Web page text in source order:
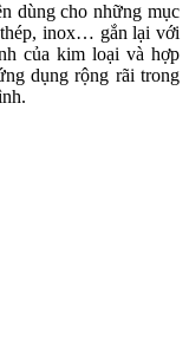
dùng cho những mục
inox… gắn lại với
của kim loại và hợp
dụng rộng rãi trong